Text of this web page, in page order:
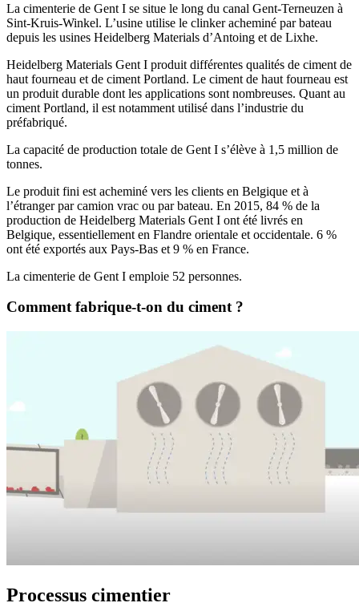
La cimenterie de Gent I se situe le long du canal Gent-Terneuzen à
Sint-Kruis-Winkel. L’usine utilise le clinker acheminé par bateau
depuis les usines Heidelberg Materials d’Antoing et de Lixhe.
Heidelberg Materials Gent I produit différentes qualités de ciment de
haut fourneau et de ciment Portland. Le ciment de haut fourneau est
un produit durable dont les applications sont nombreuses. Quant au
ciment Portland, il est notamment utilisé dans l’industrie du
préfabriqué.
La capacité de production totale de Gent I s’élève à 1,5 million de
tonnes.
Le produit fini est acheminé vers les clients en Belgique et à
l’étranger par camion vrac ou par bateau. En 2015, 84 % de la
production de Heidelberg Materials Gent I ont été livrés en
Belgique, essentiellement en Flandre orientale et occidentale. 6 %
ont été exportés aux Pays-Bas et 9 % en France.
La cimenterie de Gent I emploie 52 personnes.
Comment fabrique-t-on du ciment ?
Processus cimentier